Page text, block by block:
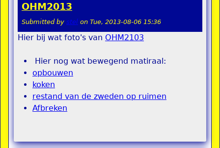
OHM2013
Submitted by stel on Tue, 2013-08-06 15:36
Hier bij wat foto's van OHM2103
Hier nog wat bewegend matiraal:
opbouwen
koken
restand van de zweden op ruimen
Afbreken